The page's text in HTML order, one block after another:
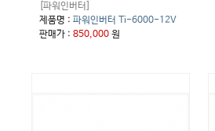
[파워인버터]
제품명 :파워인버터 Ti-6000-12V
판매가 :850,000 원